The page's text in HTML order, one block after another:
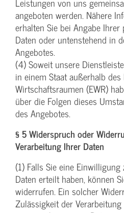
angeboten werden. Nähere
erhalten Sie bei Angabe Ihrer
Daten oder untenstehend in
Angebotes.
(4) Soweit unsere
in einem Staat außerhalb
Wirtschaftsraumen (EWR)
über die Folgen dieses
des Angebotes.
§ 5 Widerspruch oder
Verarbeitung Ihrer Daten
(1) Falls Sie eine
Daten erteilt haben, können
widerrufen. Ein solcher
Zulässigkeit der